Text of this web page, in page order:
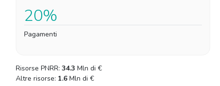
20%
Pagamenti
Risorse PNRR: 34.3 Mln di €
Altre risorse: 1.6 Mln di €